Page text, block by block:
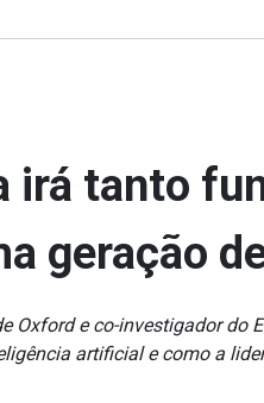
irá tanto
geração
e co-investigador do
artificial e como a